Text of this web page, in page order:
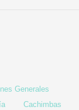
Generales
Cachimbas